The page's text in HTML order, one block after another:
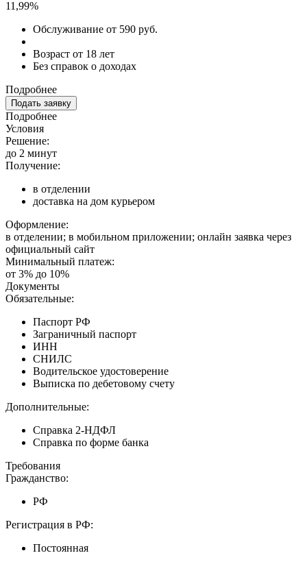
11,99%
Обслуживание от 590 руб.
Возраст от 18 лет
Без справок о доходах
Подробнее
Подать заявку
Подробнее
Условия
Решение:
до 2 минут
Получение:
в отделении
доставка на дом курьером
Оформление:
в отделении; в мобильном приложении; онлайн заявка через
официальный сайт
Минимальный платеж:
от 3% до 10%
Документы
Обязательные:
Паспорт РФ
Заграничный паспорт
ИНН
СНИЛС
Водительское удостоверение
Выписка по дебетовому счету
Дополнительные:
Справка 2-НДФЛ
Справка по форме банка
Требования
Гражданство:
РФ
Регистрация в РФ:
Постоянная